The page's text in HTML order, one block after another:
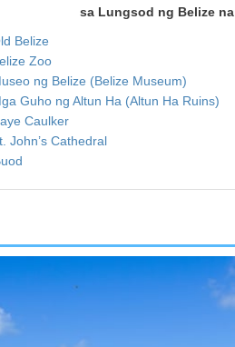
sa Lungsod ng Belize
Belize
Zoo
ng Belize (Belize Museum)
Guho ng Altun Ha (Altun Ha Ruins)
Caulker
John’s Cathedral